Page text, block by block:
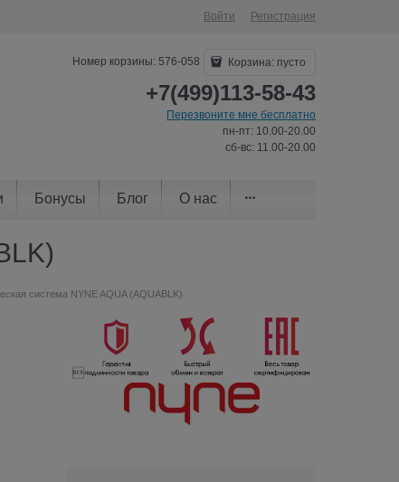
Войти Регистрация
Номер корзины: 576-058 Корзина: пусто
+7(499)113-58-43
Перезвоните мне бесплатно
пн-пт: 10.00-20.00
сб-вс: 11.00-20.00
Бонусы Блог О нас
система NYNE AQUA (AQUABLK)
